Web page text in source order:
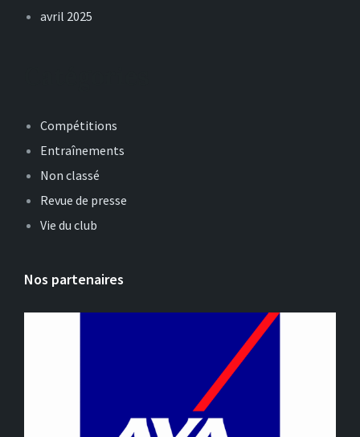
avril 2025
Compétitions
Entraînements
Non classé
Revue de presse
Vie du club
Nos partenaires